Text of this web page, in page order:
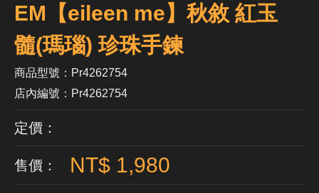
EM【eileen me】秋敘 紅玉
髓(瑪瑙) 珍珠手鍊
商品型號：Pr4262754
店內編號：Pr4262754
定價：
售價： NT$ 1,980